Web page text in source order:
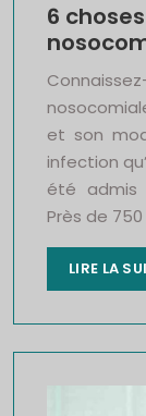
6
et son
infection
été admis
Près de
LIRE LA